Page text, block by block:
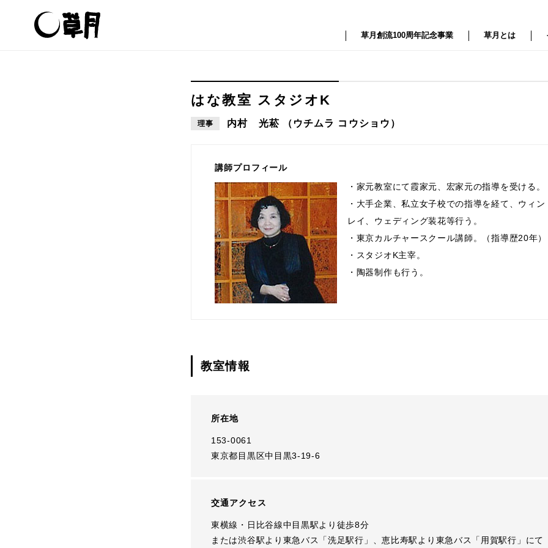
草月創流100周年記念事業 草月とは
はな教室 スタジオK
理事 内村 光菘 （ウチムラ コウショウ）
講師プロフィール
・家元教室にて霞家元、宏家元の指導を受ける。
・大手企業、私立女子校での指導を経て、ウィ
レイ、ウェディング装花等行う。
・東京カルチャースクール講師。（指導歴20年）
・スタジオK主宰。
・陶器制作も行う。
教室情報
所在地
153-0061
東京都目黒区中目黒3-19-6
交通アクセス
東横線・日比谷線中目黒駅より徒歩8分
または渋谷駅より東急バス「洗足駅行」、恵比寿駅より東急バス「用賀駅行」にて